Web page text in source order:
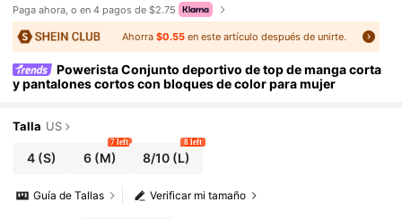
Paga ahora, o en 4 pagos de $2.75
Ahorra $0.55en este artículo después de unirte.
Powerista Conjunto deportivo de top de manga corta
y pantalones cortos con bloques de color para mujer
Talla US
4 (S) 6 (M)
7 left
8/10(L)
8 left
Verificar mi tamaño
Guía de Tallas